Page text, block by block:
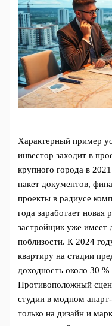
Характерный пример
инвестор заходит в
крупного города в
пакет документов,
проекты в радиусе
года заработает новая
застройщик уже имеет
поблизости. К 2024
квартиру на стадии
доходность около 30
Противоположный
студии в модном
только на дизайн и